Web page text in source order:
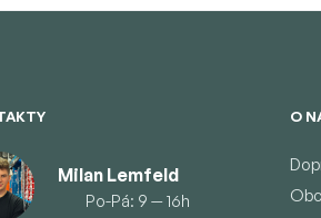
Milan Lemfeld
Po-Pá: 9 — 16h
O